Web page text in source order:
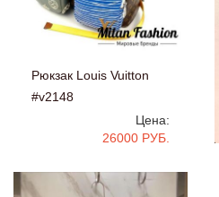
Рюкзак Louis Vuitton
#v2148
Цена:
26000 РУБ.